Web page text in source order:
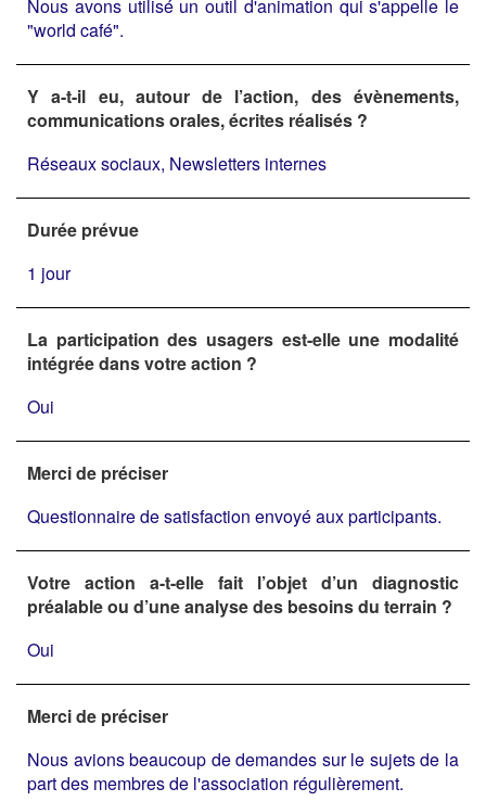
Nous avons utilisé un outil d'animation qui s'appelle le
"world café".
Y a-t-il eu, autour de l’action, des évènements,
communications orales, écrites réalisés ?
Réseaux sociaux, Newsletters internes
Durée prévue
1 jour
La participation des usagers est-elle une modalité
intégrée dans votre action ?
Oui
Merci de préciser
Questionnaire de satisfaction envoyé aux participants.
Votre action a-t-elle fait l’objet d’un diagnostic
préalable ou d’une analyse des besoins du terrain ?
Oui
Merci de préciser
Nous avions beaucoup de demandes sur le sujets de la
part des membres de l'association régulièrement.